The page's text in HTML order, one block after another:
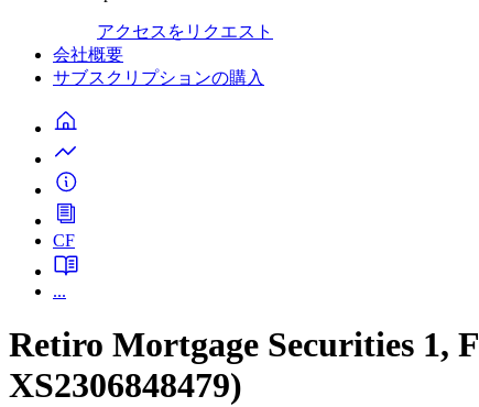
アクセスをリクエスト
会社概要
サブスクリプションの購入
CF
...
Retiro Mortgage Securities 1,
XS2306848479)